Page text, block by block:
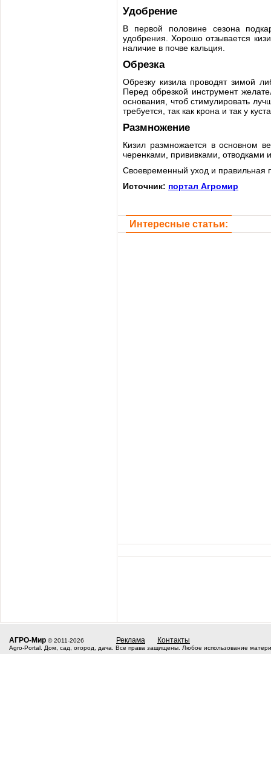
Удобрение
В первой половине сезона
удобрения. Хорошо отзывается
наличие в почве кальция.
Обрезка
Обрезку кизила проводят зимой
Перед обрезкой инструмент
основания, чтоб стимулировать
требуется, так как крона и так у
Размножение
Кизил размножается в основном
черенками, прививками, отводками
Своевременный уход и правильная
Источник: портал Агромир
Интересные статьи:
АГРО-Мир © 2011-2026 Реклама Контакты
Agro-Portal. Дом, сад, огород, дача. Все права защищены. Любое использование